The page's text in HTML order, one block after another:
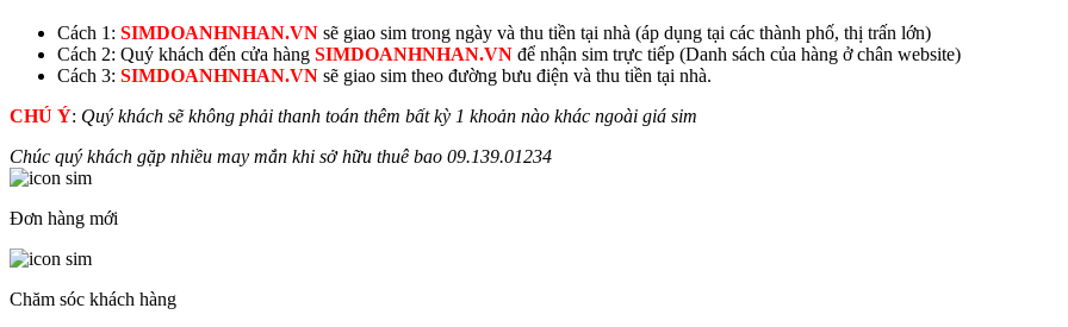
Cách 1: SIMDOANHNHAN.VN sẽ giao sim trong ngày và thu tiền tại nhà (áp dụng tại các thành phố, thị trấn lớn)
Cách 2: Quý khách đến cửa hàng SIMDOANHNHAN.VN để nhận sim trực tiếp (Danh sách của hàng ở chân website)
Cách 3: SIMDOANHNHAN.VN sẽ giao sim theo đường bưu điện và thu tiền tại nhà.
CHÚ Ý: Quý khách sẽ không phải thanh toán thêm bất kỳ 1 khoản nào khác ngoài giá sim
Chúc quý khách gặp nhiều may mắn khi sở hữu thuê bao 09.139.01234
Đơn hàng mới
Chăm sóc khách hàng